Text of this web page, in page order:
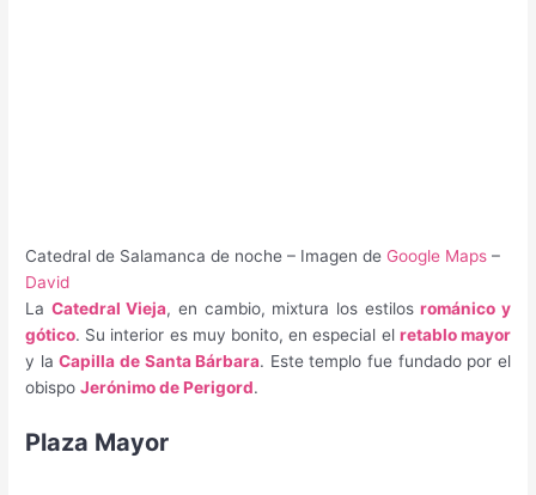
Catedral de Salamanca de noche – Imagen de Google Maps –
David
La Catedral Vieja, en cambio, mixtura los estilosrománico y
gótico. Su interior es muy bonito, en especial el retablo mayor
y laCapilla de Santa Bárbara. Este templo fue fundado por el
obispoJerónimo de Perigord.
Plaza Mayor